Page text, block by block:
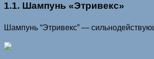
1.1. Шампунь «Этривекс»
Шампунь “Этривекс” —